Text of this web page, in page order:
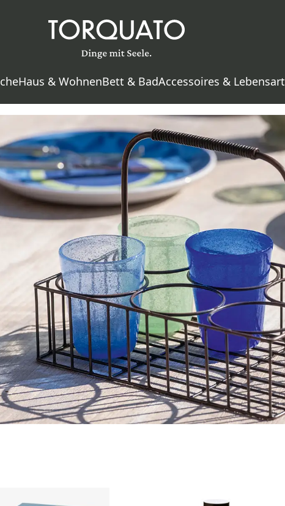
Haus & WohnenBett & BadAccessoires & Lebensart